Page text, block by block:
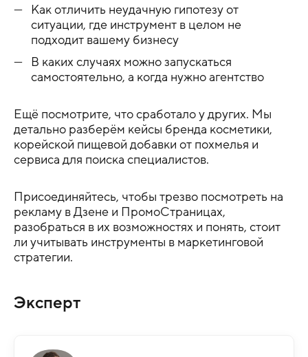
Как отличить неудачную гипотезу от
ситуации, где инструмент в целом не
подходит вашему бизнесу
В каких случаях можно запускаться
самостоятельно, а когда нужно агентство
Ещё посмотрите, что сработало у других. Мы
детально разберём кейсы бренда косметики,
корейской пищевой добавки от похмелья и
сервиса для поиска специалистов.
Присоединяйтесь, чтобы трезво посмотреть на
рекламу в Дзене и ПромоСтраницах,
разобраться в их возможностях и понять, стоит
ли учитывать инструменты в маркетинговой
стратегии.
Эксперт